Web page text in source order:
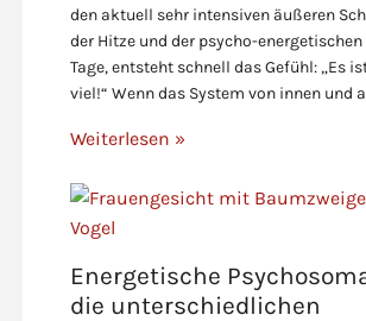
den aktuell sehr intensiven äußeren
der Hitze und der psycho-
Tage, entsteht schnell das Gefühl: „Es
viel!“ Wenn das System von innen und
Weiterlesen »
Energetische
die unterschiedlichen